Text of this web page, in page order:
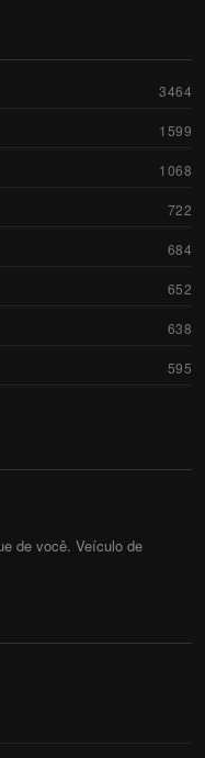
3464
1599
1068
722
684
652
638
595
de você. Veículo de